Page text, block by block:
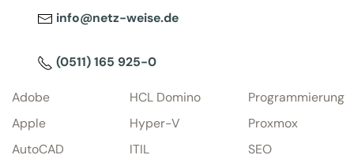
info@netz-weise.de
(0511) 165 925-0
Adobe
Apple
AutoCAD
HCL Domino
Hyper-V
ITIL
Programmierung
Proxmox
SEO